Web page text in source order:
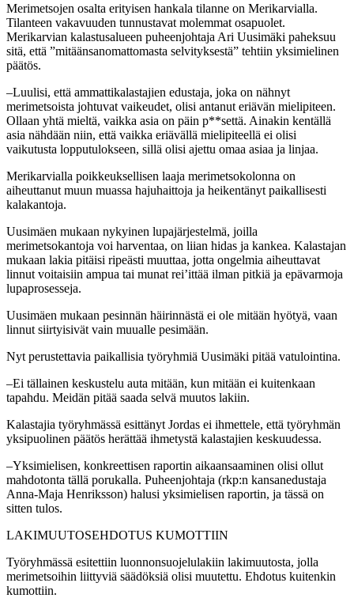
Merimetsojen osalta erityisen hankala tilanne on Merikarvialla.
Tilanteen vakavuuden tunnustavat molemmat osapuolet.
Merikarvian kalastusalueen puheenjohtaja Ari Uusimäki paheksuu
sitä, että ”mitäänsanomattomasta selvityksestä” tehtiin yksimielinen
päätös.
–Luulisi, että ammattikalastajien edustaja, joka on nähnyt
merimetsoista johtuvat vaikeudet, olisi antanut eriävän mielipiteen.
Ollaan yhtä mieltä, vaikka asia on päin p**settä. Ainakin kentällä
asia nähdään niin, että vaikka eriävällä mielipiteellä ei olisi
vaikutusta lopputulokseen, sillä olisi ajettu omaa asiaa ja linjaa.
Merikarvialla poikkeuksellisen laaja merimetsokolonna on
aiheuttanut muun muassa hajuhaittoja ja heikentänyt paikallisesti
kalakantoja.
Uusimäen mukaan nykyinen lupajärjestelmä, joilla
merimetsokantoja voi harventaa, on liian hidas ja kankea. Kalastajan
mukaan lakia pitäisi ripeästi muuttaa, jotta ongelmia aiheuttavat
linnut voitaisiin ampua tai munat rei’ittää ilman pitkiä ja epävarmoja
lupaprosesseja.
Uusimäen mukaan pesinnän häirinnästä ei ole mitään hyötyä, vaan
linnut siirtyisivät vain muualle pesimään.
Nyt perustettavia paikallisia työryhmiä Uusimäki pitää vatulointina.
–Ei tällainen keskustelu auta mitään, kun mitään ei kuitenkaan
tapahdu. Meidän pitää saada selvä muutos lakiin.
Kalastajia työryhmässä esittänyt Jordas ei ihmettele, että työryhmän
yksipuolinen päätös herättää ihmetystä kalastajien keskuudessa.
–Yksimielisen, konkreettisen raportin aikaansaaminen olisi ollut
mahdotonta tällä porukalla. Puheenjohtaja (rkp:n kansanedustaja
Anna-Maja Henriksson) halusi yksimielisen raportin, ja tässä on
sitten tulos.
LAKIMUUTOSEHDOTUS KUMOTTIIN
Työryhmässä esitettiin luonnonsuojelulakiin lakimuutosta, jolla
merimetsoihin liittyviä säädöksiä olisi muutettu. Ehdotus kuitenkin
kumottiin.